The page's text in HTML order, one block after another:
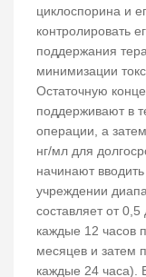
циклоспорина и
контролировать
поддержания
минимизации
Остаточную
поддерживают в
операции, а
нг/мл для
начинают
учреждении
составляет от
каждые 12 часов
месяцев и затем
каждые 24 часа).